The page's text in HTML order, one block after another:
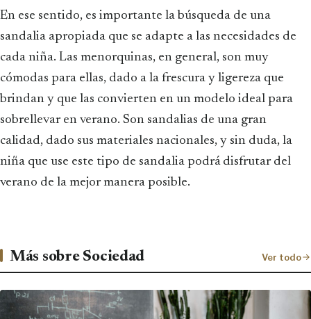
En ese sentido, es importante la búsqueda de una
sandalia apropiada que se adapte a las necesidades de
cada niña. Las menorquinas, en general, son muy
cómodas para ellas, dado a la frescura y ligereza que
brindan y que las convierten en un modelo ideal para
sobrellevar en verano. Son sandalias de una gran
calidad, dado sus materiales nacionales, y sin duda, la
niña que use este tipo de sandalia podrá disfrutar del
verano de la mejor manera posible.
Más sobre Sociedad Ver todo